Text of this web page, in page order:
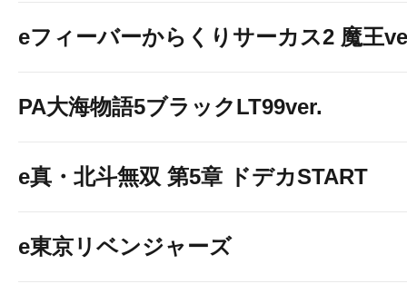
eフィーバーからくりサーカス2 魔王
PA大海物語5ブラックLT99ver.
e真・北斗無双 第5章 ドデカSTART
e東京リベンジャーズ